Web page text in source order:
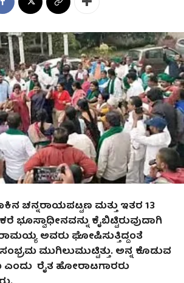
ಚನ್ನರಾಯಪಟ್ಟಣ ಮತ್ತು ಇತರ13
ಭೂಸ್ವಾಧೀನವನ್ನು ಕೈಬಿಟ್ಟಿರುವುದಾಗಿ
ಅವರು ಘೋಷಿಸುತ್ತಿದ್ದಂತೆ
ಮುಗಿಲುಮುಟ್ಟಿತ್ತು. ಅನ್ನ ಕೊಡುವ
ರೈತ ಹೋರಾಟಗಾರರು